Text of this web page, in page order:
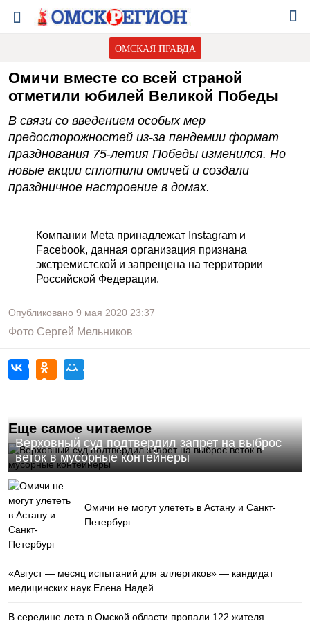
ОМСКАЯ ПРАВДА
Омичи вместе со всей страной
отметили юбилей Великой Победы
В связи со введением особых мер
предосторожностей из-за пандемии формат
празднования 75-летия Победы изменился. Но
новые акции сплотили омичей и создали
праздничное настроение в домах.
Компании Meta принадлежат Instagram и
Facebook, данная организация признана
экстремистской и запрещена на территории
Российской Федерации.
Опубликовано 9 мая 2020 23:37
Фото Сергей Мельников
Еще самое читаемое
Верховный суд подтвердил запрет на выброс
веток в мусорные контейнеры
Омичи не могут улететь в Астану и Санкт-
Петербург
«Август — месяц испытаний для аллергиков» — кандидат
медицинских наук Елена Надей
В середине лета в Омской области пропали 122 жителя